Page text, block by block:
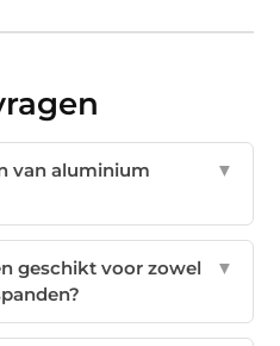
van aluminium
▼
geschikt voor zowel
▼